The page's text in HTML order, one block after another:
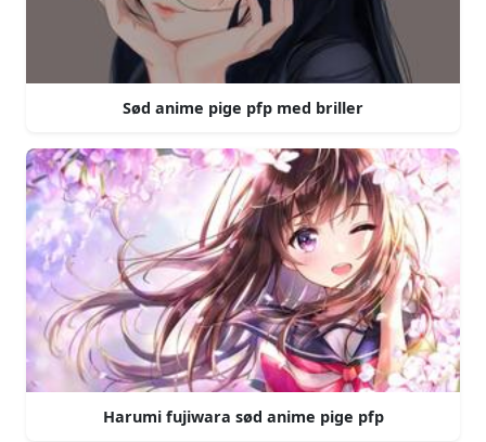
Sød anime pige pfp med briller
Harumi fujiwara sød anime pige pfp